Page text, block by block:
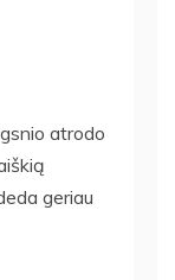
atrodo
geriau